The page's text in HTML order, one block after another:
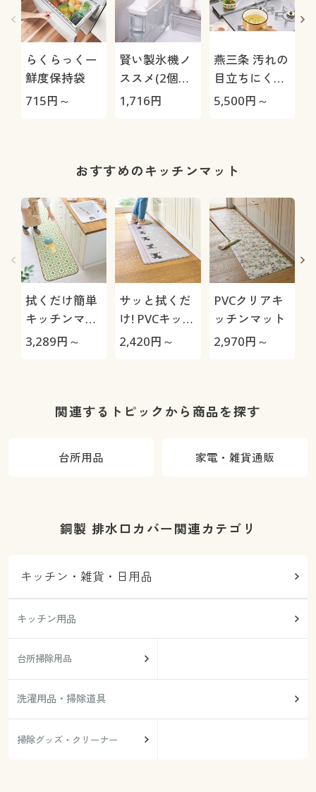
らくらっくー
鮮度保持袋
715円～
賢い製氷機ノ
ススメ(2個組)
製氷機の除菌
1,716円
燕三条 汚れの
目立ちにくい
排気口カバー
5,500円～
おすすめのキッチンマット
拭くだけ簡単
キッチンマッ
ト
3,289円～
サッと拭くだ
け! PVCキッチ
ンマット
2,420円～
PVCクリアキ
ッチンマット
2,970円～
関連するトピックから商品を探す
台所用品 家電・雑貨通販
銅製 排水口カバー関連カテゴリ
キッチン・雑貨・日用品
キッチン用品
台所掃除用品
洗濯用品・掃除道具
掃除グッズ・クリーナー